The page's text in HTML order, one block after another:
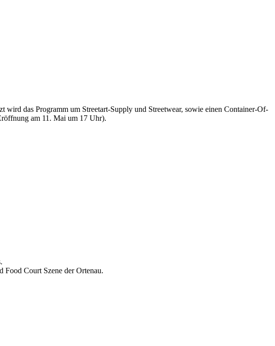
das Programm um Streetart-Supply und Streetwear, sowie einen Container-Of-
am 11. Mai um 17 Uhr).
Food Court Szene der Ortenau.